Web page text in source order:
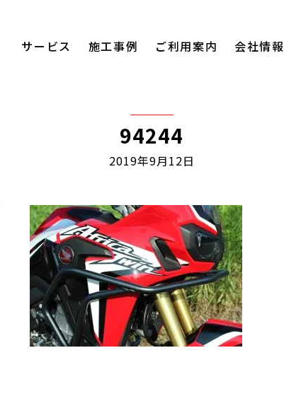
サービス 施工事例 ご利用案内 会社情報
94244
2019年9月12日